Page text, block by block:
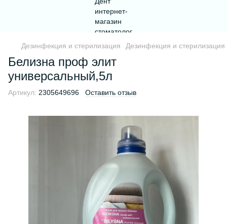
Дезинфекция и стерилизация Дезинфекция и
Белизна проф элит
универсальный,5л
Артикул: 2305649696 Оставить отзыв